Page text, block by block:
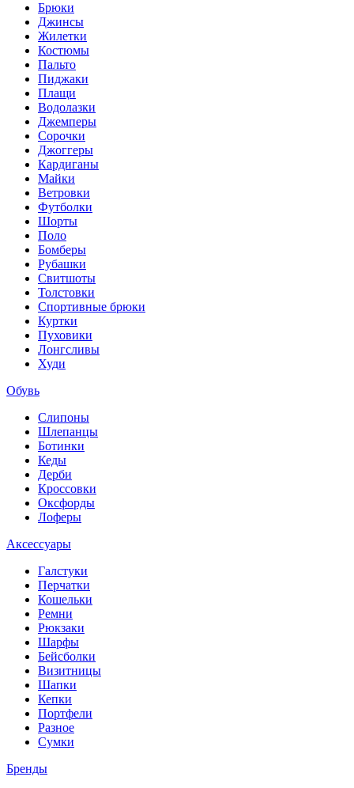
Брюки
Джинсы
Жилетки
Костюмы
Пальто
Пиджаки
Плащи
Водолазки
Джемперы
Сорочки
Джоггеры
Кардиганы
Майки
Ветровки
Футболки
Шорты
Поло
Бомберы
Рубашки
Свитшоты
Толстовки
Спортивные брюки
Куртки
Пуховики
Лонгсливы
Худи
Обувь
Слипоны
Шлепанцы
Ботинки
Кеды
Дерби
Кроссовки
Оксфорды
Лоферы
Аксессуары
Галстуки
Перчатки
Кошельки
Ремни
Рюкзаки
Шарфы
Бейсболки
Визитницы
Шапки
Кепки
Портфели
Разное
Сумки
Бренды